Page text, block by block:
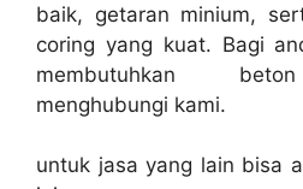
baik, getaran minium,
coring yang kuat. Bagi
membutuhkan
menghubungi kami.
untuk jasa yang lain bisa